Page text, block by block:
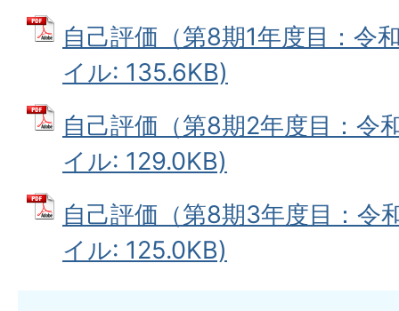
自己評価（第8期1年度目：令
イル: 135.6KB)
自己評価（第8期2年度目：令
イル: 129.0KB)
自己評価（第8期3年度目：令
イル: 125.0KB)